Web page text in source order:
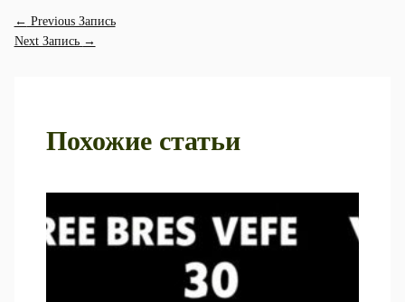
← Previous Запись
Next Запись →
Похожие статьи